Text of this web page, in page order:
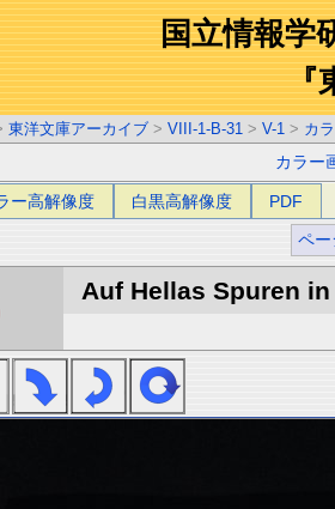
国立情報学
『
東洋文庫アーカイブ > VIII-1-B-31 > V-1 > カ
カラー
ー高解像度 白黒高解像度 PDF
ペー
Auf Hellas Spuren